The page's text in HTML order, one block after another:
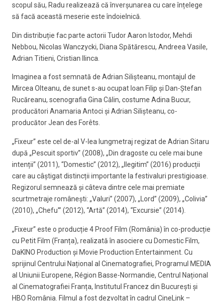
scopul său, Radu realizează că înverșunarea cu care înțelege
să facă această meserie este îndoielnică.
Din distribuție fac parte actorii Tudor Aaron Istodor, Mehdi
Nebbou, Nicolas Wanczycki, Diana Spătărescu, Andreea Vasile,
Adrian Titieni, Cristian Ilinca.
Imaginea a fost semnată de Adrian Silișteanu, montajul de
Mircea Olteanu, de sunet s-au ocupat Ioan Filip și Dan-Ștefan
Rucăreanu, scenografia Gina Călin, costume Adina Bucur,
producători Anamaria Antoci și Adrian Silișteanu, co-
producător Jean des Forêts.
„Fixeur” este cel de-al V-lea lungmetraj regizat de Adrian Sitaru
după „Pescuit sportiv” (2008), „Din dragoste cu cele mai bune
intenții” (2011), “Domestic” (2012), „Ilegitim” (2016) producții
care au câștigat distincții importante la festivaluri prestigioase.
Regizorul semnează și câteva dintre cele mai premiate
scurtmetraje românești: „Valuri” (2007), „Lord” (2009), „Colivia”
(2010), „Chefu'” (2012), “Artă” (2014), “Excursie” (2014).
„Fixeur” este o producție 4 Proof Film (România) în co-producție
cu Petit Film (Franța), realizată în asociere cu Domestic Film,
DaKINO Production și Movie Production Entertainment. Cu
sprijinul Centrului Național al Cinematografiei, Programul MEDIA
al Uniunii Europene, Région Basse-Normandie, Centrul Național
al Cinematografiei Franța, Institutul Francez din București și
HBO România. Filmul a fost dezvoltat în cadrul CineLink –